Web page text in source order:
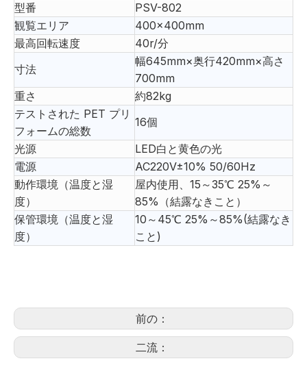
型番
PSV-802
観覧エリア
400×400mm
最高回転速度
40r/分
寸法
幅645mm×奥行420mm×高さ
700mm
重さ
約82kg
テストされた PET プリ
フォームの総数
16個
光源
LED白と黄色の光
電源
AC220V±10% 50/60Hz
動作環境（温度と湿
度）
屋内使用、15～35℃ 25%～
85%（結露なきこと）
保管環境（温度と湿
度）
10～45℃ 25%～85%(結露なき
こと)
前の：
二流：